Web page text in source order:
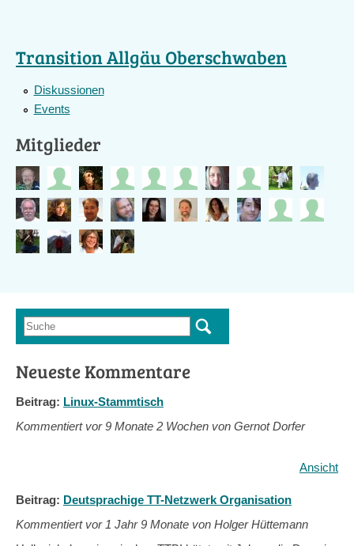
Transition Allgäu Oberschwaben
Diskussionen
Events
Mitglieder
Suchformular
Suche
Neueste Kommentare
Beitrag: Linux-Stammtisch
Kommentiert vor9 Monate 2 Wochen von Gernot Dorfer
Ansicht
Beitrag: Deutsprachige TT-Netzwerk Organisation
Kommentiert vor 1 Jahr 9 Monate von Holger Hüttemann